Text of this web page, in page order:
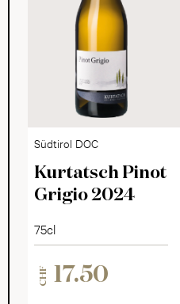
Südtirol DOC
Kurtatsch Pinot
Grigio 2024
75cl
CHF 17.50